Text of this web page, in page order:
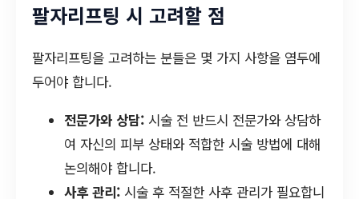
팔자리프팅 시 고려할 점
팔자리프팅을 고려하는 분들은 몇 가지 사항을 염두에
두어야 합니다.
전문가와 상담: 시술 전 반드시 전문가와 상담하
여 자신의 피부 상태와 적합한 시술 방법에 대해
논의해야 합니다.
사후 관리: 시술 후 적절한 사후 관리가 필요합니